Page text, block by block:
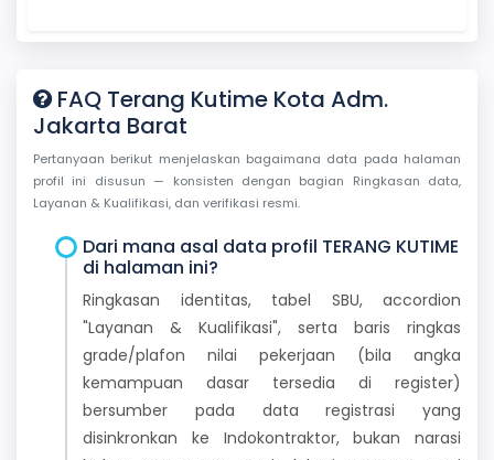
FAQ Terang Kutime Kota Adm.
Jakarta Barat
Pertanyaan berikut menjelaskan bagaimana data pada halaman
profil ini disusun — konsisten dengan bagian Ringkasan data,
Layanan & Kualifikasi, dan verifikasi resmi.
Dari mana asal data profil TERANG KUTIME
di halaman ini?
Ringkasan identitas, tabel SBU, accordion
"Layanan & Kualifikasi", serta baris ringkas
grade/plafon nilai pekerjaan (bila angka
kemampuan dasar tersedia di register)
bersumber pada data registrasi yang
disinkronkan ke Indokontraktor, bukan narasi